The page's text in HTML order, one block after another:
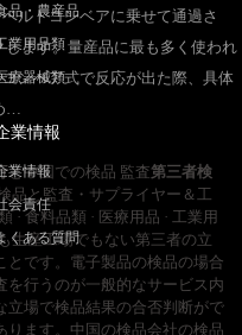
ルトコンベアに乗せて通過さ
ます。量産品に最も多く使われ
ンベア式で反応が出た際、具体
…
と中国での検品 監査第三者検
品と監査・サプライヤー＆工
· 食料品類 · 医療用品 · 工業用
生産工場でもない第三者の立
です。電子製品の検品の場合
を行うのが一般的なサービス内
立場で検品結果の合否判断がで
ます。中国の検品会社の検品
品・農産品
業用品類
療器械類
業情報
業情報
会責任
くある質問